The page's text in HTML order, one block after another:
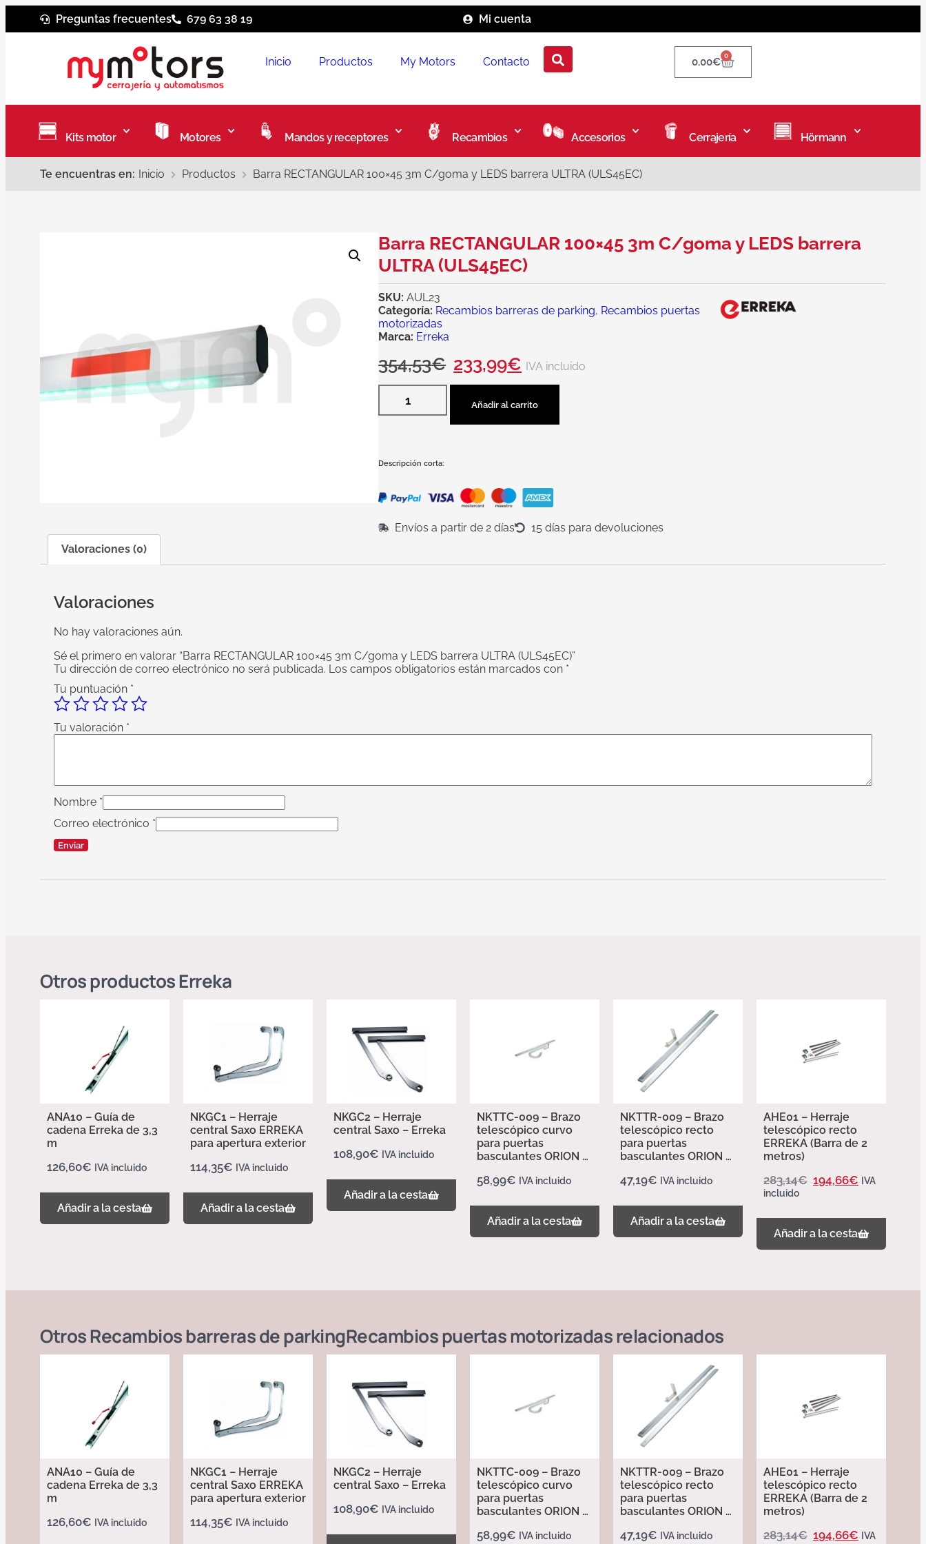
Preguntas frecuentes 679 63 38 19 Mi cuenta
Inicio Productos My Motors Contacto 0,00€ 0
Kits motor Motores Mandos y receptores Recambios Accesorios Cerrajería Hörmann
Te encuentras en: Inicio Productos Barra RECTANGULAR 100×45 3m C/goma y LEDS barrera ULTRA (ULS45EC)
Barra RECTANGULAR 100×45 3m C/goma y LEDS barrera
ULTRA (ULS45EC)
SKU:AUL23
Categoría: Recambios barreras de parking, Recambios puertas
motorizadas
Marca: Erreka
354,53€ 233,99€ IVA incluido
Añadir al carrito
Descripción corta:
Envíos a partir de 2 días
15 días para devoluciones
Valoraciones (0)
Valoraciones
No hay valoraciones aún.
Sé el primero en valorar “Barra RECTANGULAR 100×45 3m C/goma y LEDS barrera ULTRA (ULS45EC)”
Tu dirección de correo electrónico no será publicada. Los campos obligatorios están marcados con *
Tu puntuación *
Tu valoración *
Nombre *
Correo electrónico *
Otros productosErreka
ANA10 – Guía de
cadena Erreka de 3,3
m
126,60€ IVA incluido
Añadir a la cesta
NKGC1 – Herraje
central Saxo ERREKA
para apertura exterior
114,35€ IVA incluido
Añadir a la cesta
NKGC2 – Herraje
central Saxo – Erreka
108,90€ IVA incluido
Añadir a la cesta
NKTTC-009 – Brazo
telescópico curvo
para puertas
basculantes ORION –
58,99€ IVA incluido
Añadir a la cesta
NKTTR-009 – Brazo
telescópico recto
para puertas
basculantes ORION –
47,19€ IVA incluido
Añadir a la cesta
AHE01 – Herraje
telescópico recto
ERREKA (Barra de 2
metros)
283,14€ 194,66€ IVA
incluido
Añadir a la cesta
OtrosRecambios barreras de parkingRecambios puertas motorizadasrelacionados
ANA10 – Guía de
cadena Erreka de 3,3
m
126,60€ IVA incluido
NKGC1 – Herraje
central Saxo ERREKA
para apertura exterior
114,35€ IVA incluido
NKGC2 – Herraje
central Saxo – Erreka
108,90€ IVA incluido
NKTTC-009 – Brazo
telescópico curvo
para puertas
basculantes ORION –
58,99€ IVA incluido
NKTTR-009 – Brazo
telescópico recto
para puertas
basculantes ORION –
47,19€ IVA incluido
AHE01 – Herraje
telescópico recto
ERREKA (Barra de 2
metros)
283,14€ 194,66€ IVA